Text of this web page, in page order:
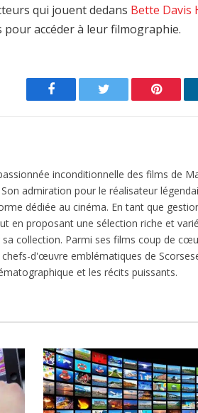
qui jouent dedans Bette Davis
pour accéder à leur filmographie.
Facebook Twitter
inconditionnelle des films de
admiration pour le réalisateur
dédiée au cinéma. En tant que
en proposant une sélection riche et
sa collection. Parmi ses films coup de
chefs-d'œuvre emblématiques de
et les récits puissants.